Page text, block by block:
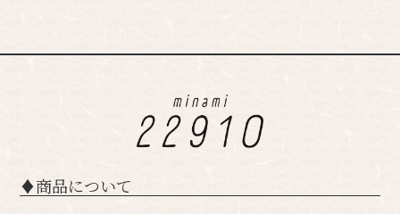
♦︎商品について